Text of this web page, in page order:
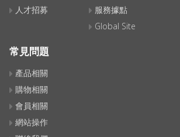
人才招募
服務據點
Global Site
常見問題
產品相關
購物相關
會員相關
網站操作